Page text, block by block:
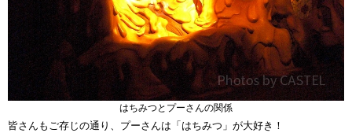
はちみつとプーさんの関係
皆さんもご存じの通り、プーさんは「はちみつ」が大好き！